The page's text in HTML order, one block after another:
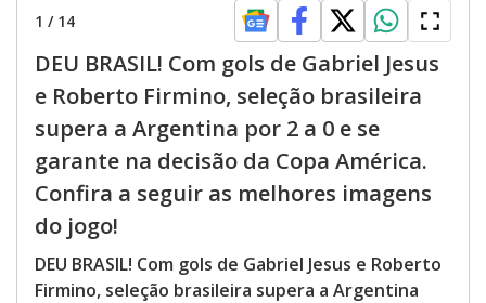
1 / 14
DEU BRASIL! Com gols de Gabriel Jesus
e Roberto Firmino, seleção brasileira
supera a Argentina por 2 a 0 e se
garante na decisão da Copa América.
Confira a seguir as melhores imagens
do jogo!
DEU BRASIL! Com gols de Gabriel Jesus e Roberto
Firmino, seleção brasileira supera a Argentina